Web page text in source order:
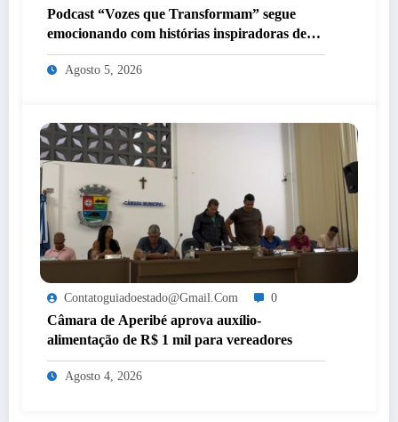
Podcast “Vozes que Transformam” segue
emocionando com histórias inspiradoras de
mulheres de Itaperuna
Agosto 5, 2026
Contatoguiadoestado@gmail.com 0
Câmara de Aperibé aprova auxílio-
alimentação de R$ 1 mil para vereadores
Agosto 4, 2026